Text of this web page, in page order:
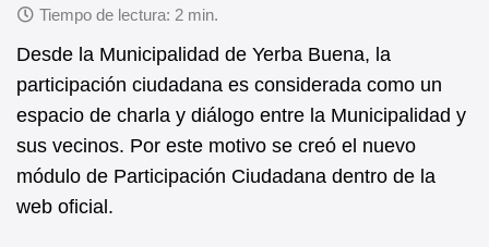
c
e
b
o
o
k
at
s
A
p
p
Desde la Municipalidad de Yerba Buena, la
participación ciudadana es considerada como un
espacio de charla y diálogo entre la Municipalidad y
sus vecinos. Por este motivo se creó el nuevo
módulo de Participación Ciudadana dentro de la
web oficial.